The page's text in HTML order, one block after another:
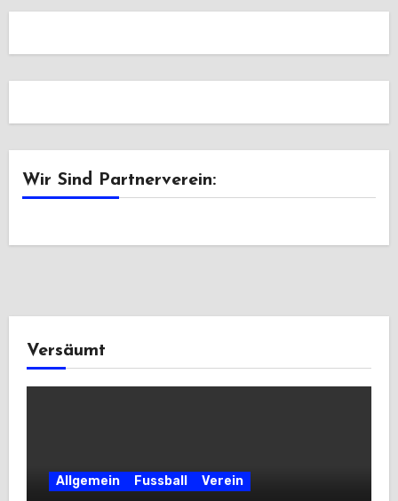
Wir Sind Partnerverein:
Versäumt
Allgemein Fussball Verein